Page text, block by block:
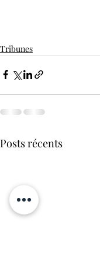
Tribunes
Posts récents